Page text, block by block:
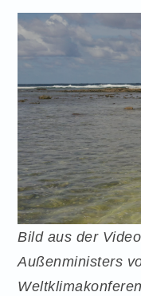
Bild aus der
Außenministers